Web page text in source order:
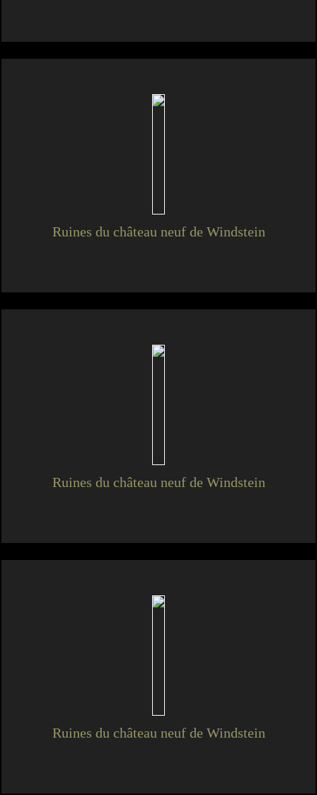
Ruines du château neuf de Windstein
Ruines du château neuf de Windstein
Ruines du château neuf de Windstein